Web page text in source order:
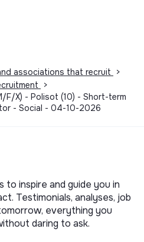
associations that recruit
>
>
F/X) - Polisot (10) - Short-term
- Social - 04-10-2026
inspire and guide you in
Testimonials, analyses, job
everything you
daring to ask.